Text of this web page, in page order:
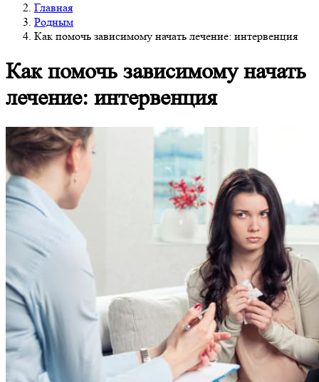
Главная
Родным
Как помочь зависимому начать лечение: интервенция
Как помочь зависимому начать
лечение: интервенция